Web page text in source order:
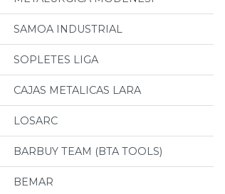
SAMOA INDUSTRIAL
SOPLETES LIGA
CAJAS METALICAS LARA
LOSARC
BARBUY TEAM (BTA TOOLS)
BEMAR